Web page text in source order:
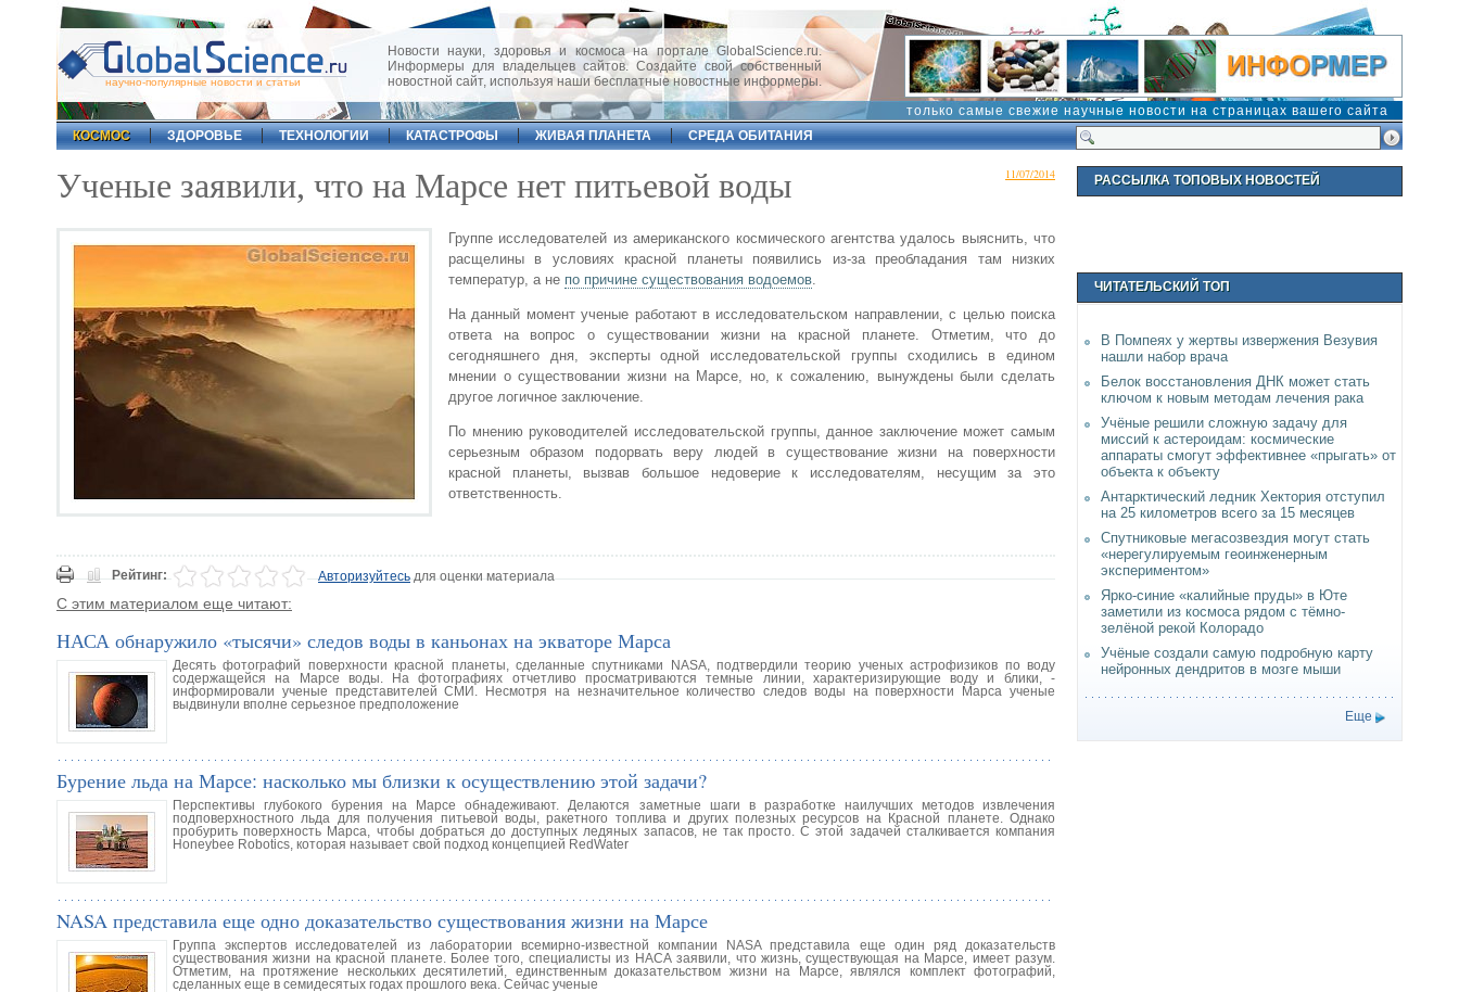
научно-популярные новости и статьи
Новости науки, здоровья и космоса на портале GlobalScience.ru.
Информеры для владельцев сайтов. Создайте свой собственный
новостной сайт, используя наши бесплатные новостные информеры.
только самые свежие научные новости на страницах вашего сайта
КОСМОС
ЗДОРОВЬЕ ТЕХНОЛОГИИ КАТАСТРОФЫ ЖИВАЯ ПЛАНЕТА СРЕДА ОБИТАНИЯ
11/07/2014
Ученые заявили, что на Марсе нет питьевой воды
Группе исследователей из американского космического агентства удалось выяснить, что
расщелины в условиях красной планеты появились из-за преобладания там низких
температур, а не по причине существования водоемов.
На данный момент ученые работают в исследовательском направлении, с целью поиска
ответа на вопрос о существовании жизни на красной планете. Отметим, что до
сегодняшнего дня, эксперты одной исследовательской группы сходились в едином
мнении о существовании жизни на Марсе, но, к сожалению, вынуждены были сделать
другое логичное заключение.
По мнению руководителей исследовательской группы, данное заключение может самым
серьезным образом подорвать веру людей в существование жизни на поверхности
красной планеты, вызвав большое недоверие к исследователям, несущим за это
ответственность.
Рейтинг: Авторизуйтесьдля оценки материала
С этим материалом еще читают:
НАСА обнаружило «тысячи» следов воды в каньонах на экваторе Марса
Десять фотографий поверхности красной планеты, сделанные спутниками NASA, подтвердили теорию ученых астрофизиков по воду
содержащейся на Марсе воды. На фотографиях отчетливо просматриваются темные линии, характеризирующие воду и блики, -
информировали ученые представителей СМИ. Несмотря на незначительное количество следов воды на поверхности Марса ученые
выдвинули вполне серьезное предположение
Бурение льда на Марсе: насколько мы близки к осуществлению этой задачи?
Перспективы глубокого бурения на Марсе обнадеживают. Делаются заметные шаги в разработке наилучших методов извлечения
подповерхностного льда для получения питьевой воды, ракетного топлива и других полезных ресурсов на Красной планете. Однако
пробурить поверхность Марса, чтобы добраться до доступных ледяных запасов, не так просто. С этой задачей сталкивается компания
Honeybee Robotics, которая называет свой подход концепцией RedWater
NASA представила еще одно доказательство существования жизни на Марсе
Группа экспертов исследователей из лаборатории всемирно-известной компании NASA представила еще один ряд доказательств
существования жизни на красной планете. Более того, специалисты из НАСА заявили, что жизнь, существующая на Марсе, имеет разум.
Отметим, на протяжение нескольких десятилетий, единственным доказательством жизни на Марсе, являлся комплект фотографий,
сделанных еще в семидесятых годах прошлого века. Сейчас ученые
РАССЫЛКА ТОПОВЫХ НОВОСТЕЙ
ЧИТАТЕЛЬСКИЙ ТОП
В Помпеях у жертвы извержения Везувия
нашли набор врача
Белок восстановления ДНК может стать
ключом к новым методам лечения рака
Учёные решили сложную задачу для
миссий к астероидам: космические
аппараты смогут эффективнее «прыгать» от
объекта к объекту
Антарктический ледник Хектория отступил
на 25 километров всего за 15 месяцев
Спутниковые мегасозвездия могут стать
«нерегулируемым геоинженерным
экспериментом»
Ярко-синие «калийные пруды» в Юте
заметили из космоса рядом с тёмно-
зелёной рекой Колорадо
Учёные создали самую подробную карту
нейронных дендритов в мозге мыши
Еще